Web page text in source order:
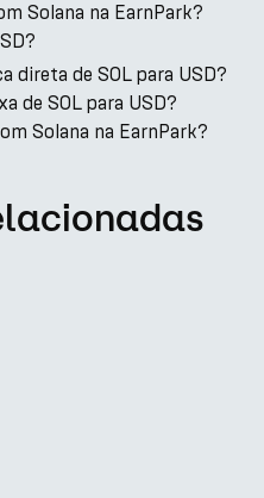
Solana na EarnPark?
direta de SOL para USD?
de SOL para USD?
Solana na EarnPark?